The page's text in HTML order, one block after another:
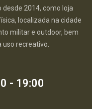
2014, como loja
localizada na cidade
militar e outdoor, bem
recreativo.
- 19:00